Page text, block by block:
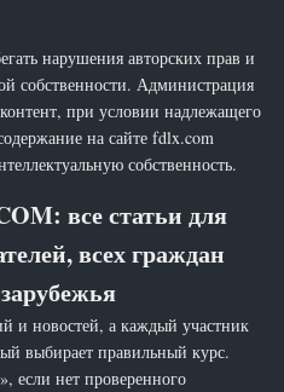
нарушения авторских прав и
собственности. Администрация
контент, при условии надлежащего
на сайте fdlx.com
собственность.
все статьи для
всех граждан
и новостей, а каждый участник
выбирает правильный курс.
если нет проверенного